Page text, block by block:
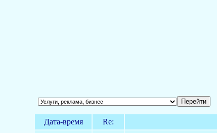
Дата-время Re: